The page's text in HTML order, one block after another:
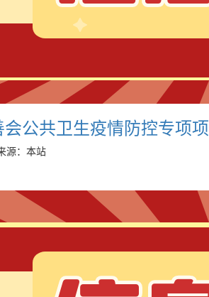
公共卫生疫情防控专项
源：本站